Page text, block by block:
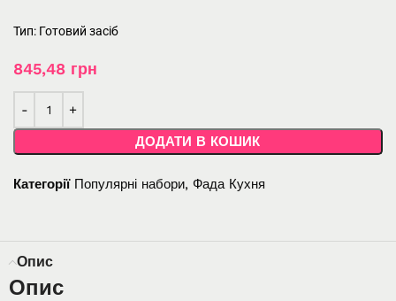
Тип: Готовий засіб
845,48 грн
ДОДАТИ В КОШИК
Категорії Популярні набори, Фада Кухня
Опис
Опис